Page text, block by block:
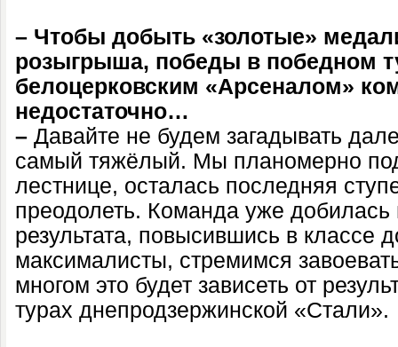
– Чтобы добыть «золотые»
розыгрыша, победы в победном
белоцерковским «Арсеналом»
недостаточно…
– Давайте не будем загадывать
самый тяжёлый. Мы планомерно
лестнице, осталась последняя
преодолеть. Команда уже добилась
результата, повысившись в классе
максималисты, стремимся
многом это будет зависеть от
турах днепродзержинской «Стали».